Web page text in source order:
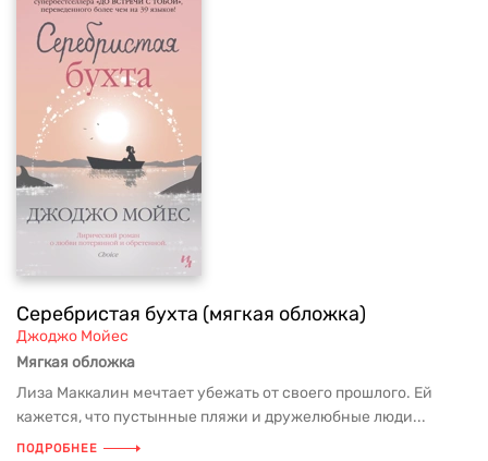
Серебристая бухта (мягкая обложка)
Джоджо Мойес
Мягкая обложка
Лиза Маккалин мечтает убежать от своего прошлого. Ей
кажется, что пустынные пляжи и дружелюбные люди...
ПОДРОБНЕЕ